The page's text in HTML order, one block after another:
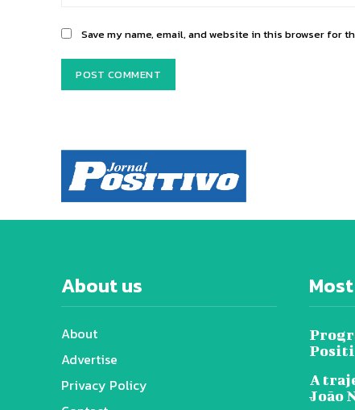
Save my name, email, and website in this browser for
About us
About
Advertise
Privacy Policy
A
João